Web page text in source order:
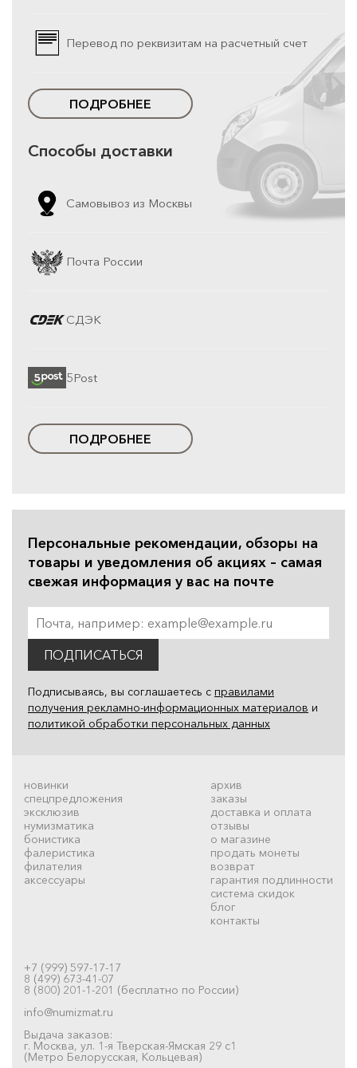
Перевод по реквизитам на расчетный счет
ПОДРОБНЕЕ
Способы доставки
Самовывоз из Москвы
Почта России
СДЭК
5Post
ПОДРОБНЕЕ
Персональные рекомендации, обзоры на
товары и уведомления об акциях – самая
свежая информация у вас на почте
ПОДПИСАТЬСЯ
Подписываясь, вы соглашаетесь с правилами
получения рекламно-информационных материалов и
политикой обработки персональных данных
новинки
спецпредложения
эксклюзив
нумизматика
бонистика
фалеристика
филателия
аксессуары
архив
заказы
доставка и оплата
отзывы
о магазине
продать монеты
возврат
гарантия подлинности
система скидок
блог
контакты
+7 (999) 597-17-17
8 (499) 673-41-07
8 (800) 201-1-201 (бесплатно по России)
info@numizmat.ru
Выдача заказов:
г. Москва, ул. 1-я Тверская-Ямская 29 с1
(Метро Белорусская, Кольцевая)